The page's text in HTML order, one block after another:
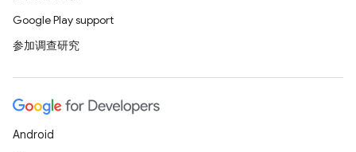
Google Play support
参加调查研究
Android